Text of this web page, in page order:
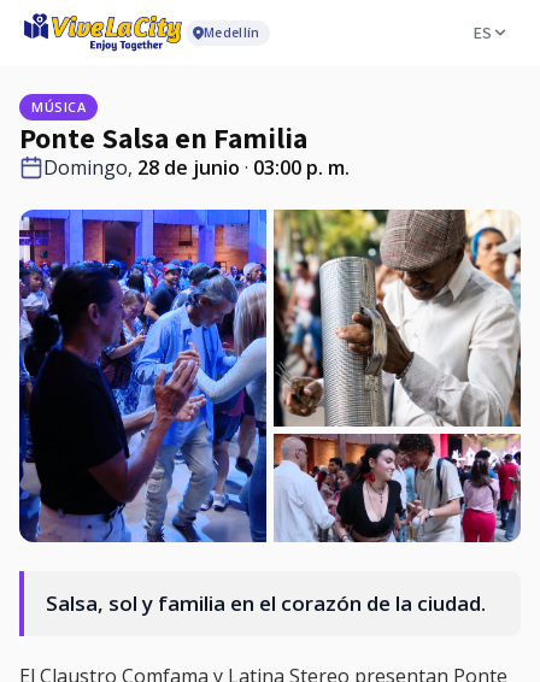
Medellín ES
MÚSICA
Ponte Salsa en Familia
Domingo, 28 de junio · 03:00 p. m.
Salsa, sol y familia en el corazón de la ciudad.
El Claustro Comfama y Latina Stereo presentan Ponte